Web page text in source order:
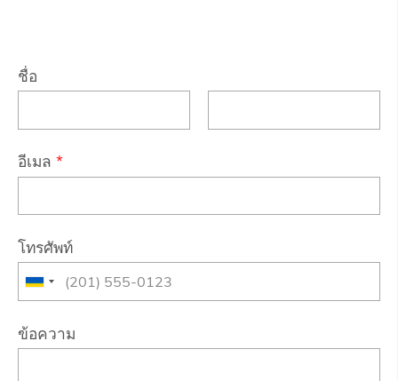
ชื่อ
อีเมล *
โทรศัพท์
ข้อความ